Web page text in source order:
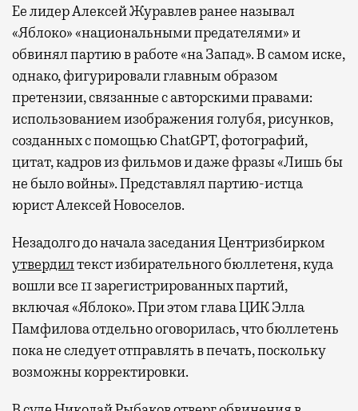
Ее лидер Алексей Журавлев ранее называл
«Яблоко» «национальными предателями» и
обвинял партию в работе «на Запад». В самом иске,
однако, фигурировали главным образом
претензии, связанные с авторскими правами:
использованием изображения голубя, рисунков,
созданных с помощью ChatGPT, фотографий,
цитат, кадров из фильмов и даже фразы «Лишь бы
не было войны». Представлял партию-истца
юрист Алексей Новоселов.
Незадолго до начала заседания Центризбирком
утвердилтекст избирательного бюллетеня, куда
вошли все 11 зарегистрированных партий,
включая «Яблоко». При этом глава ЦИК Элла
Памфилова отдельно оговорилась, что бюллетень
пока не следует отправлять в печать, поскольку
возможны корректировки.